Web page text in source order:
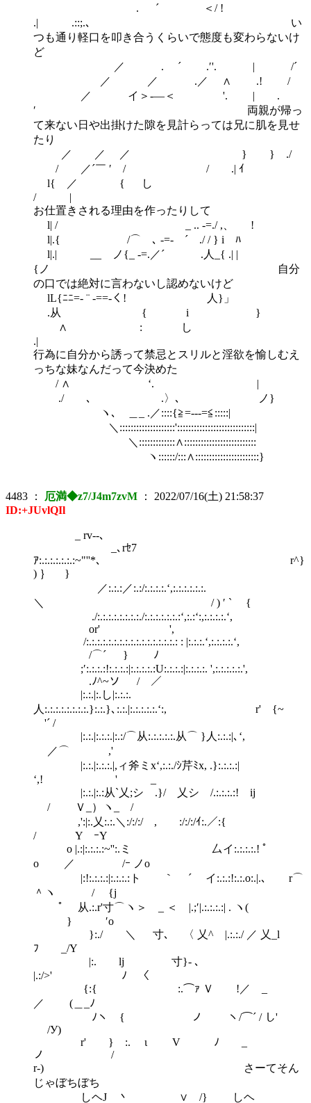
. ´ ＜/ !
.| .::;.､ い
つも通り軽口を叩き合うくらいで態度も変わらないけ
ど
／ . ´ .′'. | /´
／ ／ .／ ∧ .! /
／ イ＞-―＜ '. | .
′ 両親が帰っ
て来ない日や出掛けた隙を見計らっては兄に肌を見せ
たり
／ ／ ／ } } ./
/ ／´￣ ′ / / .| ｲ
l{ ／ { し
/ |
お仕置きされる理由を作ったりして
l| / ゝ _ .. -=./ ,、 !
l|.{ /⌒ゝ､ -=- ´ ./ / } i ﾊ
l|.| __ ノ{_ -=.／´ .人_{ .| |
{ノ 自分
の口では絶対に言わないし認めないけど
lL{ﾆﾆ=- ¨ -==-く! 人}」
.从 { i }
∧ : し
.|
行為に自分から誘って禁忌とスリルと淫欲を愉しむえ
っちな妹なんだって今決めた
/ ∧ ‘. |
./ ､ .〉､ ノ}
ヽ､ ＿_ .／::::{≧=---=≦:::::|
＼::::::::::::::::::::'::::::::::::::::::::::::::::|
＼:::::::::::::∧::::::::::::::::::::::::::
ヽ::::::/:::∧:::::::::::::::::::::::}
4483 ： 厄満◆z7/J4m7zvM ： 2022/07/16(土) 21:58:37
ID:+JUvlQIl
_ rv‐-､
_､rｾ7
ｱ:.:.:.:.:.:.:~"''*､ r^}
) ｝ }
／:.:.:／:.:/:.:.:.:.‘,:.:.:.:.:.:.
＼ / ) ′ ` {
./:.:.:.:.:.:.:.:./:.:.:.:.:.:.:‘,:.:‘:,:.:.:.:.‘,
or' ',
/:.:.:.:.:.:.:.:.:.:.:.:.:.:.:.:.: : |:.:.:.‘,:.:.:.:.‘,
/⌒´ } ﾉ
;′:.:.:.:!:.:.:.:|:.:.:.:.:U:.:.:.:|:.:.:.:. ',:.:.:.:.:.',
.ﾉ^~ソ / ／
|:.:.|:.し|:.:.:.
人:.:.:.:.:.:.:.:.}:.:.}､:.:.|:.:.:.:.:.‘:, r' {~
'´ /
|:.:.|:.:.:.|:.:/⌒从:.:.:.:.:.从⌒ }人:.:.:|､‘,
／⌒ ,'
|:.:.|:.:.:.|,ィ斧ミx‘,:.:./ｼ芹ﾐx, .}:.:.:.:|
‘,! ' _
|:.:.|:.:从`乂;シ .}/ 乂シ /.:.:.:.:! ij
/ Ｖ_）ヽ_ /
,':|:.乂:.:.＼:/:/:/ , :/:/:/ｲ:.／:{
/ Y ｰY
o |.:|:.:.:.:~'':.ミ 厶イ:.:.:.:.! ﾟ
o ／ /ｰ ノo
|:!:.:.:.:|:.:.:.:ト ｀ ´ イ:.:.:!:.:.o:.|.､ r⌒
＾ヽ / {j
ﾟ 从.:.r'寸⌒ヽ＞ _ ＜ |.;′|.:.:.:.:| . ヽ(
} ′o
}:./ ＼ 寸､ 〈 乂^ |.:.:./ ／ 乂_l
ﾌ _/Y
|:. lj 寸}‐ 、
|.:/>' ﾉ 〈
{:{ :.⌒ｧ Ｖ !／ _
／ (＿_ﾉ
ﾉヽ { ノ ヽ/⌒´ / し'
/У)
r' } :. ι V ﾉ _
ノ /
r‐) さーてそん
じゃぼちぼち
しヘJ 丶 ∨ /} しヘ